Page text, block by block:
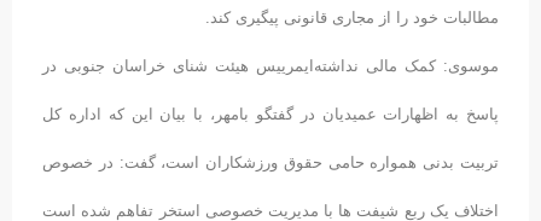
مطالبات خود را از مجاری قانونی پیگیری کند.
موسوی: کمک مالی نداشته‌ایمرییس هیئت شنای خراسان جنوبی در
پاسخ به اظهارات عمیدیان در گفتگو بامهر، با بیان این که اداره کل
تربیت بدنی همواره حامی حقوق ورزشکاران است، گفت: در خصوص
اختلاف یک ربع شیفت ها با مدیریت خصوصی استخر تفاهم شده است